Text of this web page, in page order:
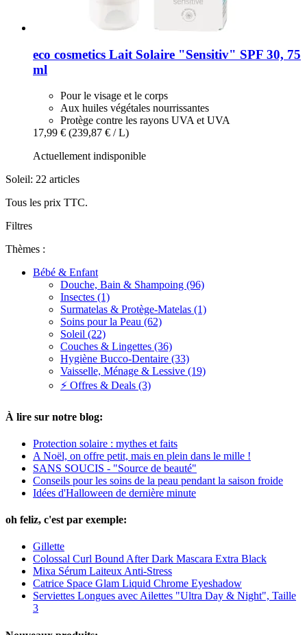
eco cosmetics Lait Solaire "Sensitiv" SPF 30, 75
ml
Pour le visage et le corps
Aux huiles végétales nourrissantes
Protège contre les rayons UVA et UVA
17,99 € (239,87 € / L)
Actuellement indisponible
Soleil: 22 articles
Tous les prix TTC.
Filtres
Thèmes :
Bébé & Enfant
Douche, Bain & Shampoing (96)
Insectes (1)
Surmatelas & Protège-Matelas (1)
Soins pour la Peau (62)
Soleil (22)
Couches & Lingettes (36)
Hygiène Bucco-Dentaire (33)
Vaisselle, Ménage & Lessive (19)
⚡️ Offres & Deals (3)
À lire sur notre blog:
Protection solaire : mythes et faits
A Noël, on offre petit, mais en plein dans le mille !
SANS SOUCIS - "Source de beauté"
Conseils pour les soins de la peau pendant la saison froide
Idées d'Halloween de dernière minute
oh feliz, c'est par exemple:
Gillette
Colossal Curl Bound After Dark Mascara Extra Black
Mixa Sérum Laiteux Anti-Stress
Catrice Space Glam Liquid Chrome Eyeshadow
Serviettes Longues avec Ailettes "Ultra Day & Night", Taille
3